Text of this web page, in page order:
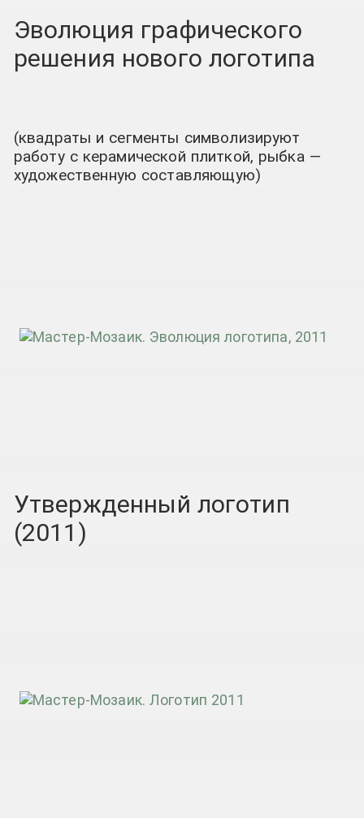
Эволюция графического
решения нового логотипа
(квадраты и сегменты символизируют
работу с керамической плиткой, рыбка —
художественную составляющую)
Утвержденный логотип
(2011)